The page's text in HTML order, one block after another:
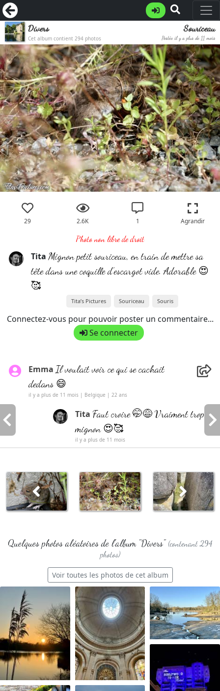
Divers
Cet album contient 294 photos
Souriceau
Postée il y a plus de 11 mois
29 2.6K 1 Agrandir
Photo non libre de droit
Tita Mignon petit souriceau, en train de mettre sa
tête dans une coquille d’escargot vide. Adorable 😍
🥰
Tita’s Pictures Souriceau Souris
Connectez-vous pour pouvoir poster un commentaire...
Se connecter
Emma Il voulait voir ce qui se cachait
dedans 😄
il y a plus de 11 mois | Belgique | 22 ans
Tita Faut croire 🤭😅 Vraiment trop
mignon 😍🥰
il y a plus de 11 mois
Quelques photos aléatoires de l'album "Divers" (contenant 294
photos)
Voir toutes les photos de cet album